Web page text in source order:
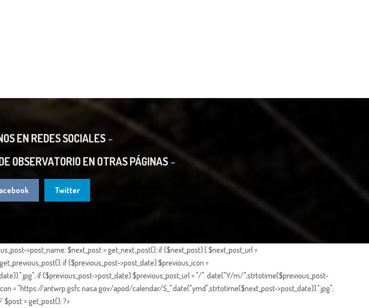
EN REDES SOCIALES
OBSERVATORIO EN OTRAS PÁGINAS
Twitter
>post_name; $next_post = get_next_post(); if ($next_post) { $next_post_url =
if ($previous_post->post_date) $previous_icon =
if ($previous_post->post_date) $previous_post_url = "/". date("Y/m/",strtotime($previous_post-
= "https://antwrp.gsfc.nasa.gov/apod/calendar/S_".date("ymd",strtotime($next_post->post_date)).".jpg";
= get_post(); ?>